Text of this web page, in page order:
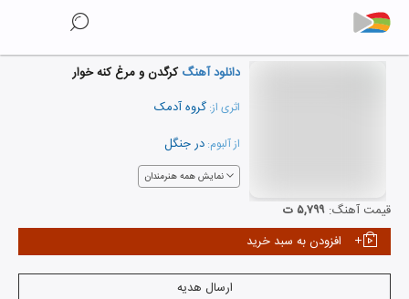
دانلود آهنگکرگدن و مرغ کنه خوار
اثری از: گروه آدمک
از آلبوم: در جنگل
نمایش همه هنرمندان
قیمت آهنگ: ۵,۷۹۹ ت
افزودن به سبد خرید
ارسال هدیه